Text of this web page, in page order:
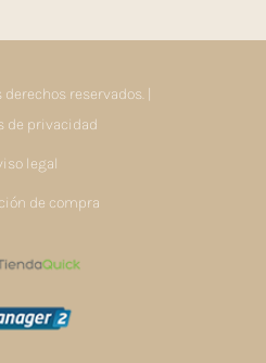
reservados. |
de privacidad
legal
de compra